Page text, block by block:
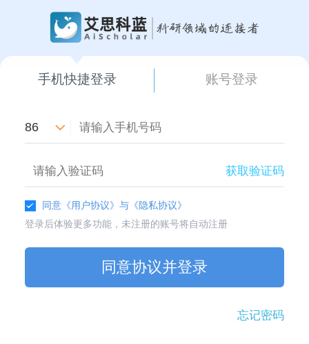
手机快捷登录 账号登录
86
获取验证码
同意 《用户协议》与 《隐私协议》
登录后体验更多功能，未注册的账号将自动注册
同意协议并登录
忘记密码